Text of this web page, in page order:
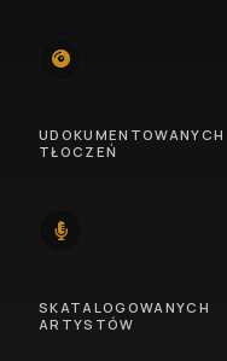
UDOKUMENTOWANYCH
TŁOCZEŃ
SKATALOGOWANYCH
ARTYSTÓW